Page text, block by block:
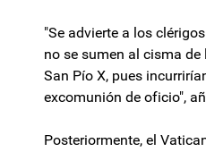
"Se advierte a los
no se sumen al cisma de
San Pío X, pues
excomunión de oficio",
Posteriormente, el